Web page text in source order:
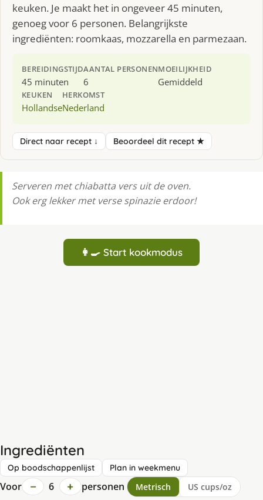
keuken. Je maakt het in ongeveer 45 minuten,
genoeg voor 6 personen. Belangrijkste
ingrediënten: roomkaas, mozzarella en parmezaan.
BEREIDINGSTIJD
45 minuten
AANTAL PERSONEN
6
MOEILIJKHEID
Gemiddeld
KEUKEN
Hollandse
HERKOMST
Nederland
Direct naar recept ↓ Beoordeel dit recept ★
Serveren met chiabatta vers uit de oven.
Ook erg lekker met verse spinazie erdoor!
👩‍🍳 Start kookmodus
Ingrediënten
Op boodschappenlijst Plan in weekmenu
Voor − 6 + personen Metrisch US cups/oz